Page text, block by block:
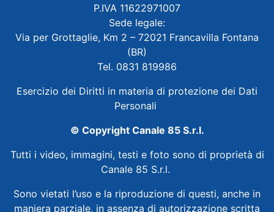
P.IVA 11622971007
Sede legale:
Via per Grottaglie, Km 2 – 72021 Francavilla Fontana
(BR)
Tel. 0831 819986
Esercizio dei Diritti in materia di protezione dei Dati
Personali
© Copyright Canale 85 S.r.l.
Tutti i video, immagini, testi e foto sono di proprietà di
Canale 85 S.r.l.
Sono vietati l’uso e la riproduzione di questi, anche in
maniera parziale, in assenza di autorizzazione scritta